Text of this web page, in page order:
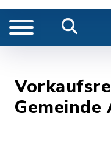
Gemeinde